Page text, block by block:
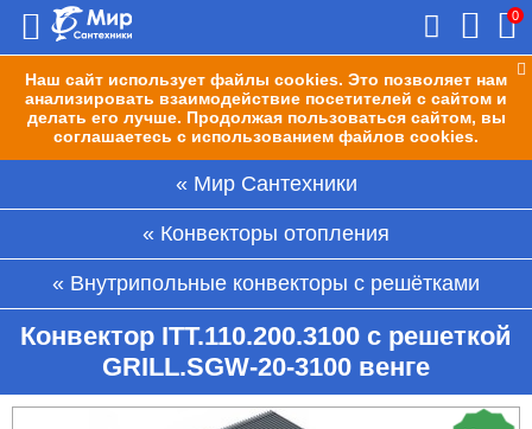
Наш сайт использует файлы cookies. Это позволяет нам
анализировать взаимодействие посетителей с сайтом и
делать его лучше. Продолжая пользоваться сайтом, вы
соглашаетесь с использованием файлов cookies.
0
Мир Сантехники
Конвекторы отопления
Внутрипольные конвекторы с решётками
Конвектор ITT.110.200.3100 с решеткой
GRILL.SGW-20-3100 венге